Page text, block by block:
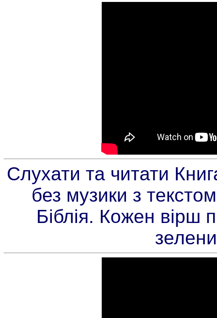
Слухати та читати
без музики з
Біблія. Кожен вірш